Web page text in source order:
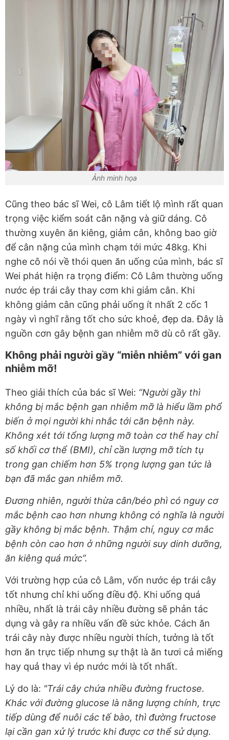
Ảnh minh họa
Cũng theo bác sĩ Wei, cô Lâm tiết lộ mình rất quan
trọng việc kiểm soát cân nặng và giữ dáng. Cô
thường xuyên ăn kiêng, giảm cân, không bao giờ
để cân nặng của mình chạm tới mức 48kg. Khi
nghe cô nói về thói quen ăn uống của mình, bác sĩ
Wei phát hiện ra trọng điểm: Cô Lâm thường uống
nước ép trái cây thay cơm khi giảm cân. Khi
không giảm cân cũng phải uống ít nhất 2 cốc 1
ngày vì nghĩ rằng tốt cho sức khoẻ, đẹp da. Đây là
nguồn cơn gây bệnh gan nhiễm mỡ dù cô rất gầy.
Không phải người gầy “miễn nhiễm” với gan
nhiễm mỡ!
Theo giải thích của bác sĩ Wei: “Người gầy thì
không bị mắc bệnh gan nhiễm mỡ là hiểu lầm phổ
biến ở mọi người khi nhắc tới căn bệnh này.
Không xét tới tổng lượng mỡ toàn cơ thể hay chỉ
số khối cơ thể (BMI), chỉ cần lượng mỡ tích tụ
trong gan chiếm hơn 5% trọng lượng gan tức là
bạn đã mắc gan nhiễm mỡ.
Đương nhiên, người thừa cân/béo phì có nguy cơ
mắc bệnh cao hơn nhưng không có nghĩa là người
gầy không bị mắc bệnh. Thậm chí, nguy cơ mắc
bệnh còn cao hơn ở những người suy dinh dưỡng,
ăn kiêng quá mức”.
Với trường hợp của cô Lâm, vốn nước ép trái cây
tốt nhưng chỉ khi uống điều độ. Khi uống quá
nhiều, nhất là trái cây nhiều đường sẽ phản tác
dụng và gây ra nhiều vấn đề sức khỏe. Cách ăn
trái cây này được nhiều người thích, tưởng là tốt
hơn ăn trực tiếp nhưng sự thật là ăn tươi cả miếng
hay quả thay vì ép nước mới là tốt nhất.
Lý do là: "Trái cây chứa nhiều đường fructose.
Khác với đường glucose là năng lượng chính, trực
tiếp dùng để nuôi các tế bào, thì đường fructose
lại cần gan xử lý trước khi được cơ thể sử dụng.